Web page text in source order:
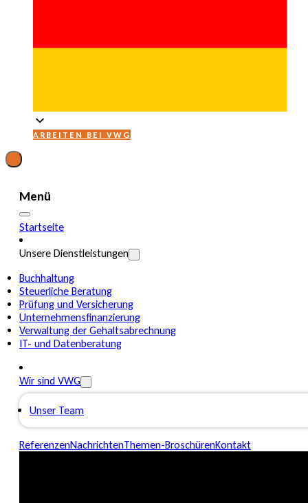
ARBEITEN BEI VWG
Menü
Startseite
Unsere Dienstleistungen
Buchhaltung
Steuerliche Beratung
Prüfung und Versicherung
Unternehmensfinanzierung
Verwaltung der Gehaltsabrechnung
IT- und Datenberatung
Wir sind VWG
Unser Team
ReferenzenNachrichtenThemen-BroschürenKontakt